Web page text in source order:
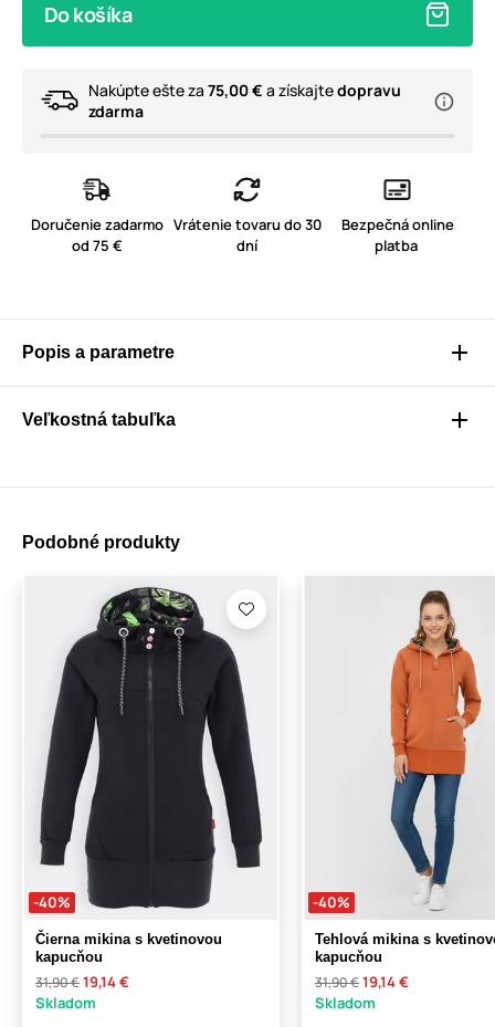
Do košíka
Nakúpte ešte za 75,00 € a získajtedopravu
zdarma
Doručenie zadarmo
od 75 €
Vrátenie tovaru do 30
dní
Bezpečná online
platba
Popis a parametre
Veľkostná tabuľka
Podobné produkty
-40%
Čierna mikina s kvetinovou
kapucňou
31,90 €19,14 €
Skladom
-40%
Tehlová mikina s
kapucňou
31,90 €19,14 €
Skladom